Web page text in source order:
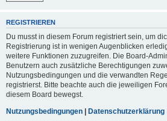
REGISTRIEREN
Du musst in diesem Forum registriert sein, um
Registrierung ist in wenigen Augenblicken
weitere Funktionen zuzugreifen. Die Board-
Benutzern auch zusätzliche Berechtigungen
Nutzungsbedingungen und die verwandten
registrierst. Bitte beachte auch die jeweiligen
diesem Board bewegst.
Nutzungsbedingungen | Datenschutzerklärung